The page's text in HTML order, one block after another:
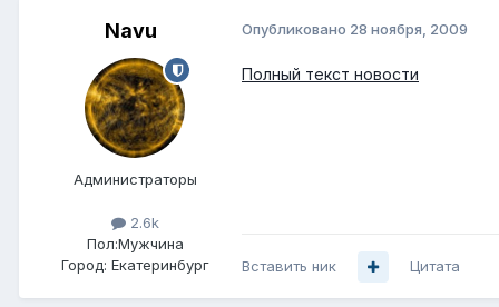
Navu
Администраторы
2.6k
Пол:Мужчина
Город: Екатеринбург
Опубликовано 28 ноября, 2009
Полный текст новости
Вставить ник Цитата